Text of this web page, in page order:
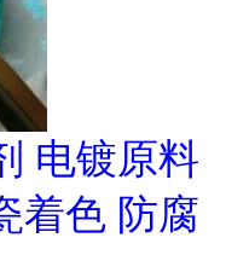
电镀原料
着色 防腐